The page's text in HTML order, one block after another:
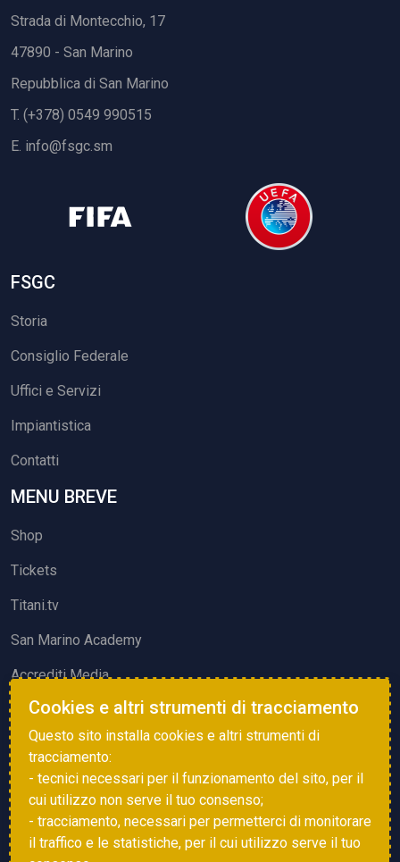
Strada di Montecchio, 17
47890 - San Marino
Repubblica di San Marino
T. (+378) 0549 990515
E. info@fsgc.sm
FSGC
Storia
Consiglio Federale
Uffici e Servizi
Impiantistica
Contatti
MENU BREVE
Shop
Tickets
Titani.tv
San Marino Academy
Accrediti Media
ATTIVITÀ ED EVENTI
Squadre di Calcio
Associazione Sammarinese Arbitri
Vota gol e parata
Cookies e altri strumenti di tracciamento
Questo sito installa cookies e altri strumenti di
tracciamento:
- tecnici necessari per il funzionamento del sito, per il
cui utilizzo non serve il tuo consenso;
- tracciamento, necessari per permetterci di monitorare
il traffico e le statistiche, per il cui utilizzo serve il tuo